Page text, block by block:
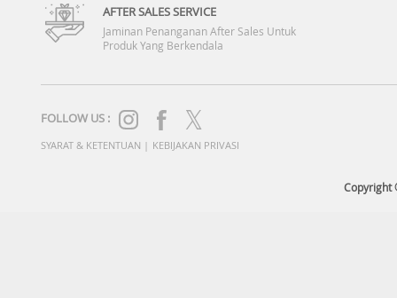
AFTER SALES SERVICE
Jaminan Penanganan After Sales Untuk
Produk Yang Berkendala
FOLLOW US :
SYARAT & KETENTUAN | KEBIJAKAN PRIVASI
Copyright